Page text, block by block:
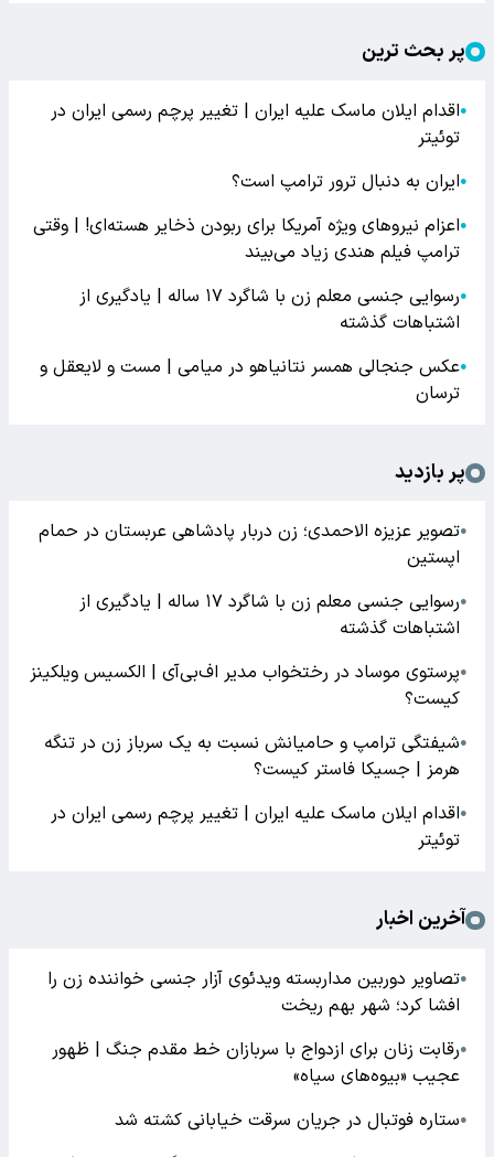
پر بحث ترین
●اقدام ایلان ماسک علیه ایران | تغییر پرچم رسمی ایران در
توئیتر
●ایران به دنبال ترور ترامپ است؟
●اعزام نیروهای ویژه آمریکا برای ربودن ذخایر هسته‌ای! | وقتی
ترامپ فیلم هندی زیاد می‌بیند
●
رسوایی جنسی معلم زن با شاگرد ۱۷ ساله | یادگیری از
اشتباهات گذشته
●عکس جنجالی همسر نتانیاهو در میامی | مست و لایعقل و
ترسان
پر بازدید
●تصویر عزیزه الاحمدی؛ زن دربار پادشاهی عربستان در حمام
اپستین
●
رسوایی جنسی معلم زن با شاگرد ۱۷ ساله | یادگیری از
اشتباهات گذشته
●پرستوی موساد در رختخواب مدیر اف‌بی‌آی | الکسیس ویلکینز
کیست؟
●شیفتگی ترامپ و حامیانش نسبت به یک سرباز زن در تنگه
هرمز | جسیکا فاستر کیست؟
●اقدام ایلان ماسک علیه ایران | تغییر پرچم رسمی ایران در
توئیتر
آخرین اخبار
●تصاویر دوربین مداربسته ویدئوی آزار جنسی خواننده زن را
افشا کرد؛ شهر بهم ریخت
●رقابت زنان برای ازدواج با سربازان خط مقدم جنگ | ظهور
عجیب «بیوه‌های سیاه»
●ستاره فوتبال در جریان سرقت خیابانی کشته شد